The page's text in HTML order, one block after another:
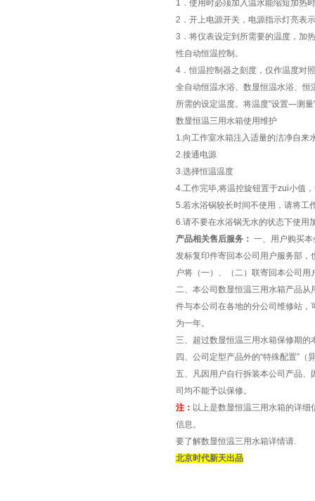
1．使用时必须加入温水能缩短加热
2．开上电源开关，电源指示灯亮表
3．将仪表设定到所需要的温度，加
性自动恒温控制。
4．恒温控制器之刻度，仅作温度对
全自动恒温水浴、数显恒温水浴、
所需的设定温度。将温度"设置—测
数显恒温三用水箱使用维护
1.向工作室水箱注入适量的洁净自来
2.接通电源
3.选择恒温温度
4.工作完毕,将温控旋钮置于zui小值
5.若水浴锅较长时间不使用，请将工
6.请不要在水浴锅无水的状态下使用
产品相关售后服务： 一、用户购买
发标复印件寄回本公司用户服务部
户将（一）、（二）联寄回本公司
二、本公司数显恒温三用水箱产品从
件与本公司在各地的分公司维修站
为一年。
三、超过数显恒温三用水箱保修期
四、公司定型产品外的“特殊配置”
五、凡因用户自行拆装本公司产品
司均不能予以保修。
注： 以上是数显恒温三用水箱的详
信息。
要了解数显恒温三用水箱详情请.
北京时代新天出品